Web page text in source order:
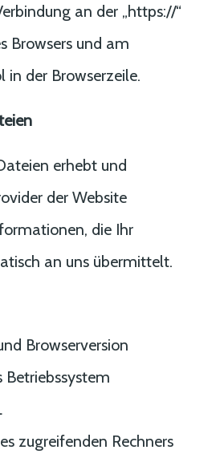
an der „https://“
Browsers und am
in der Browserzeile.
erhebt und
der Website
die Ihr
an uns übermittelt.
Browserversion
Betriebssystem
zugreifenden Rechners